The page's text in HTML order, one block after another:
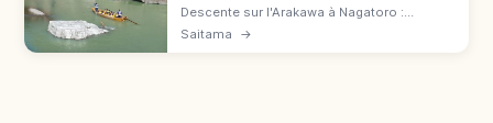
Descente sur l'Arakawa à Nagatoro :
parcours de 3 km en 20 min, plateau
Saitama →